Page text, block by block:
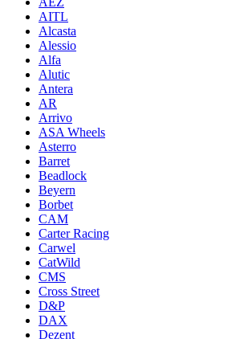
AITL
Alcasta
Alessio
Alfa
Alutic
Antera
AR
Arrivo
ASA Wheels
Asterro
Barret
Beadlock
Beyern
Borbet
CAM
Carter Racing
Carwel
CatWild
CMS
Cross Street
D&P
DAX
Dezent